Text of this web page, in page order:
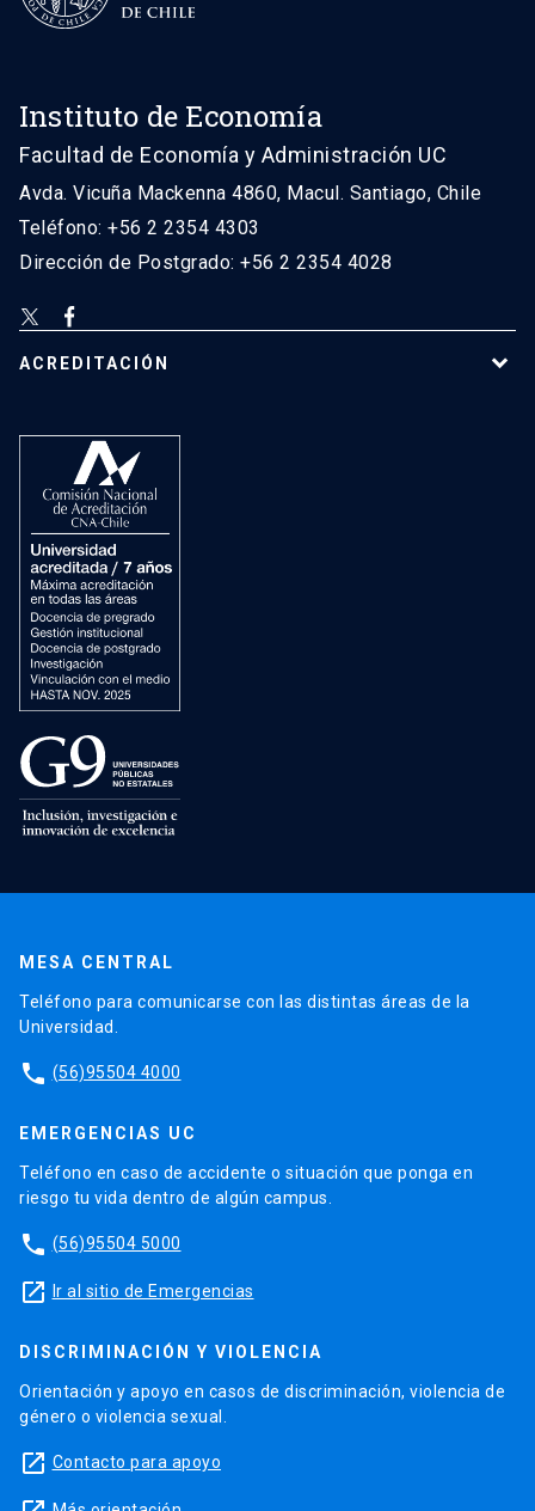
Instituto de Economía
Facultad de Economía y Administración UC
Avda. Vicuña Mackenna 4860, Macul. Santiago, Chile
Teléfono: +56 2 2354 4303
Dirección de Postgrado: +56 2 2354 4028
ACREDITACIÓN
MESA CENTRAL
Teléfono para comunicarse con las distintas áreas de la
Universidad.
phone (56)95504 4000
EMERGENCIAS UC
Teléfono en caso de accidente o situación que ponga en
riesgo tu vida dentro de algún campus.
phone (56)95504 5000
launch Ir al sitio de Emergencias
DISCRIMINACIÓN Y VIOLENCIA
Orientación y apoyo en casos de discriminación, violencia de
género o violencia sexual.
launch Contacto para apoyo